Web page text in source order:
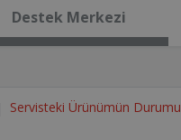
Destek Merkezi
Servisteki Ürünümün Durumu